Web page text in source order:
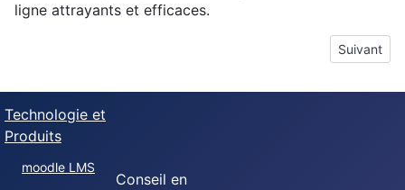
ligne attrayants et efficaces.
Article
Suivant
Technologie et
Produits
moodle LMS
Conseil en